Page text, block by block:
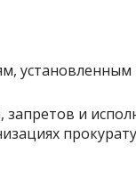
установленным
и